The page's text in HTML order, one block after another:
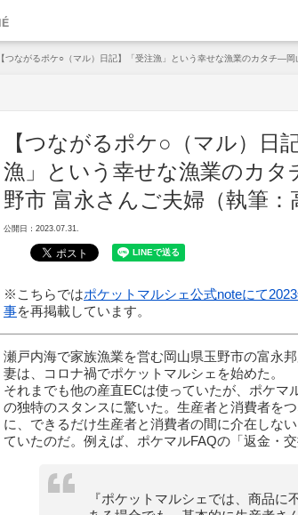
【つながるポケ○（マル）日記】「受注漁」という幸せな漁業のカタチ—
【つながるポケ○（マル）日
漁」という幸せな漁業のカ
野市 富永さんご夫婦（執筆：
公開日：2023.07.31.
※こちらではポケットマルシェ公式noteにて
事を再掲載しています。
瀬戸内海で家族漁業を営む岡山県玉野市の富永
妻は、コロナ禍でポケットマルシェを始めた。
それまでも他の産直ECは使っていたが、ポケマ
の独特のスタンスに驚いた。生産者と消費者を
に、できるだけ生産者と消費者の間に介在しな
ていたのだ。例えば、ポケマルFAQの「返金・交
『ポケットマルシェでは、商品に